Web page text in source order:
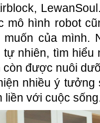
mô hình robot
muốn của mình.
nhiên, tìm
còn được nuôi
nhiều ý tưởng
liền với cuộc